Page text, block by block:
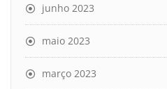
junho 2023
maio 2023
março 2023